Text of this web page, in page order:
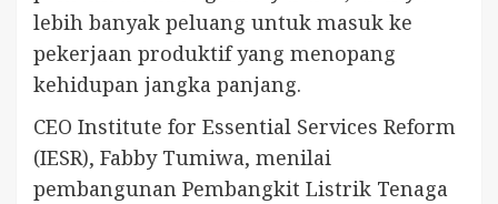
lebih banyak peluang untuk masuk ke
pekerjaan produktif yang menopang
kehidupan jangka panjang.
CEO Institute for Essential Services Reform
(IESR), Fabby Tumiwa, menilai
pembangunan Pembangkit Listrik Tenaga